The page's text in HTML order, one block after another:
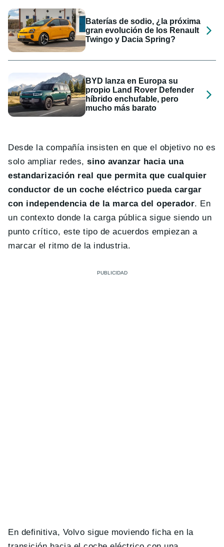
Baterías de sodio, ¿la próxima
gran evolución de los Renault
Twingo y Dacia Spring?
BYD lanza en Europa su
propio Land Rover Defender
híbrido enchufable, pero
mucho más barato
Desde la compañía insisten en que el objetivo no es
solo ampliar redes,sino avanzar hacia una
estandarización real que permita que cualquier
conductor de un coche eléctrico pueda cargar
con independencia de la marca del operador. En
un contexto donde la carga pública sigue siendo un
punto crítico, este tipo de acuerdos empiezan a
marcar el ritmo de la industria.
En definitiva, Volvo sigue moviendo ficha en la